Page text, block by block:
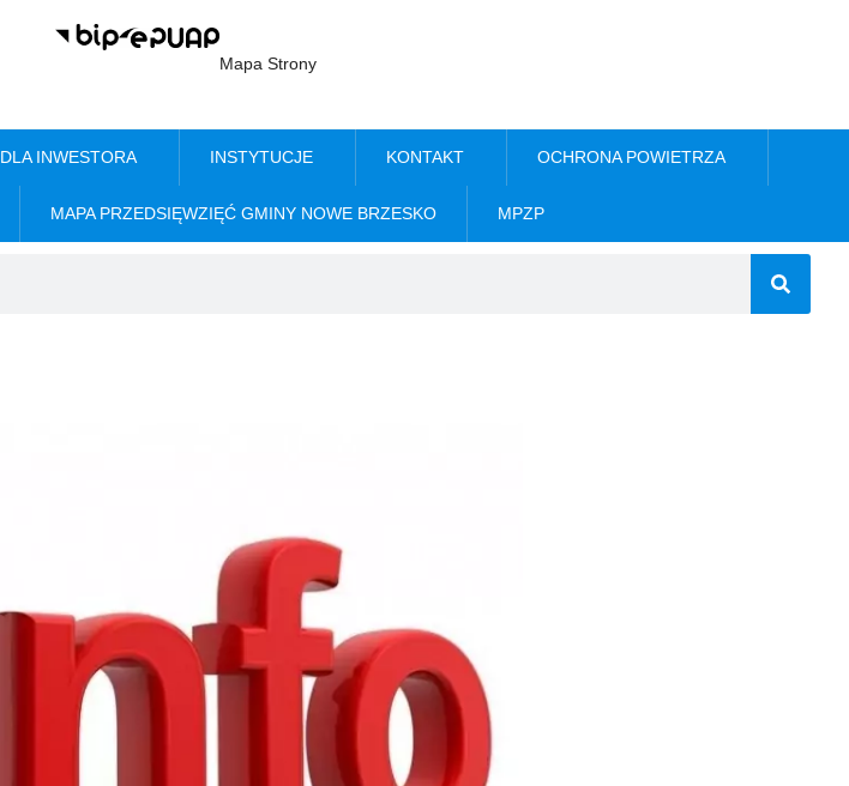
Mapa Strony
DLA INWESTORA INSTYTUCJE KONTAKT OCHRONA POWIETRZA
MAPA PRZEDSIĘWZIĘĆ GMINY NOWE BRZESKO MPZP